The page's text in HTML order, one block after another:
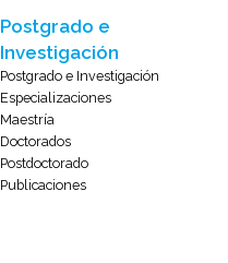
Postgrado e
Investigación
Postgrado e Investigación
Especializaciones
Maestría
Doctorados
Postdoctorado
Publicaciones